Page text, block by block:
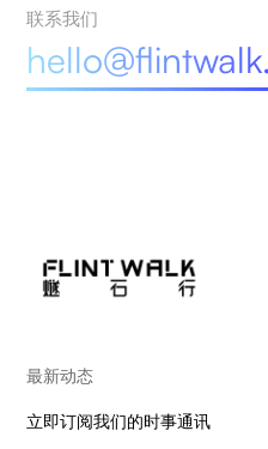
联系我们
最新动态
立即订阅我们的时事通讯